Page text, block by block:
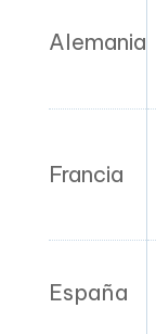
Alemania
Francia
España